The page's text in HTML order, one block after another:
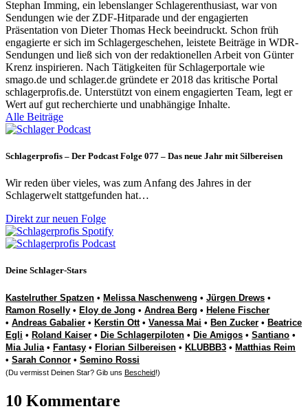
Stephan Imming, ein lebenslanger Schlagerenthusiast, war von
Sendungen wie der ZDF-Hitparade und der engagierten
Präsentation von Dieter Thomas Heck beeindruckt. Schon früh
engagierte er sich im Schlagergeschehen, leistete Beiträge in WDR-
Sendungen und ließ sich von der redaktionellen Arbeit von Günter
Krenz inspirieren. Nach Tätigkeiten für Schlagerportale wie
smago.de und schlager.de gründete er 2018 das kritische Portal
schlagerprofis.de. Unterstützt von einem engagierten Team, legt er
Wert auf gut recherchierte und unabhängige Inhalte.
Alle Beiträge
Schlagerprofis – Der Podcast Folge 077 – Das neue Jahr mit Silbereisen
Wir reden über vieles, was zum Anfang des Jahres in der
Schlagerwelt stattgefunden hat…
Direkt zur neuen Folge
Deine Schlager-Stars
Kastelruther Spatzen • Melissa Naschenweng • Jürgen Drews •
Ramon Roselly • Eloy de Jong • Andrea Berg • Helene Fischer
• Andreas Gabalier • Kerstin Ott• Vanessa Mai • Ben Zucker • Beatrice
Egli • Roland Kaiser • Die Schlagerpiloten • Die Amigos • Santiano •
Mia Julia• Fantasy • Florian Silbereisen • KLUBBB3 • Matthias Reim
• Sarah Connor • Semino Rossi
(Du vermisst Deinen Star? Gib uns Bescheid!)
10 Kommentare